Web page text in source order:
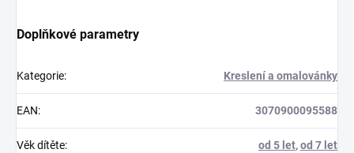
Doplňkové parametry
Kategorie: Kreslení a omalovánky
EAN: 3070900095588
Věk dítěte: od 5 let,od 7 let